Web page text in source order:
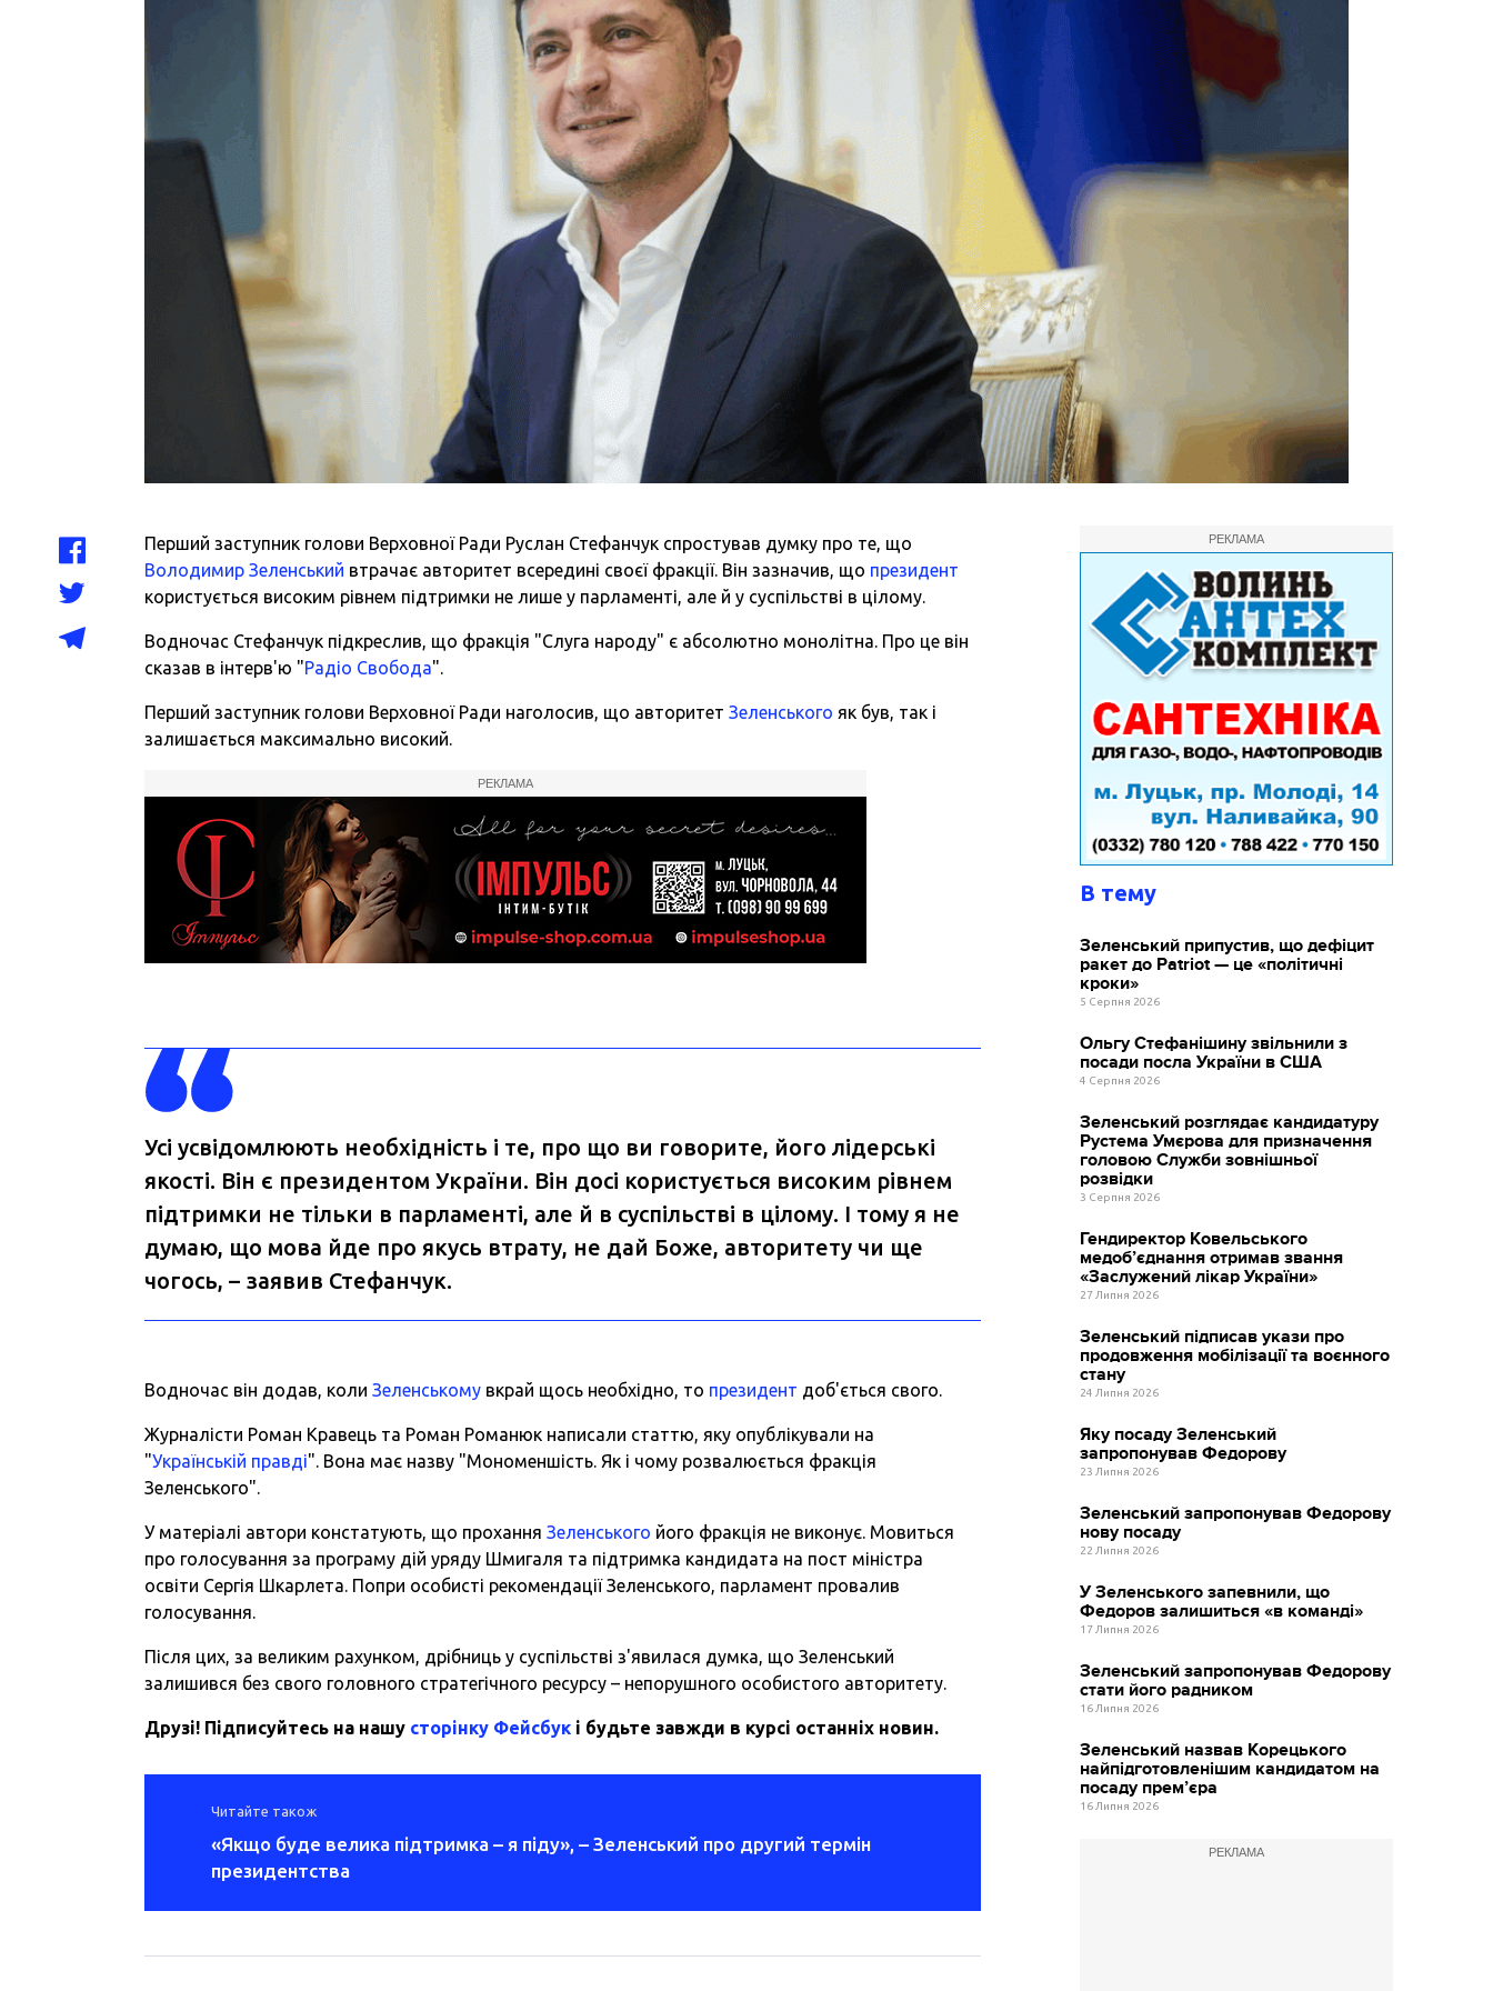
Перший заступник голови Верховної Ради Руслан Стефанчук спростував думку про те, що
Володимир Зеленський втрачає авторитет всередині своєї фракції. Він зазначив, що президент
користується високим рівнем підтримки не лише у парламенті, але й у суспільстві в цілому.
Водночас Стефанчук підкреслив, що фракція "Слуга народу" є абсолютно монолітна. Про це він
сказав в інтерв'ю "Радіо Свобода".
Перший заступник голови Верховної Ради наголосив, що авторитетЗеленського як був, так і
залишається максимально високий.
РЕКЛАМА
Усі усвідомлюють необхідність і те, про що ви говорите, його лідерські
якості. Він є президентом України. Він досі користується високим рівнем
підтримки не тільки в парламенті, але й в суспільстві в цілому. І тому я не
думаю, що мова йде про якусь втрату, не дай Боже, авторитету чи ще
чогось, – заявив Стефанчук.
Водночас він додав, колиЗеленському вкрай щось необхідно, то президент доб'ється свого.
Журналісти Роман Кравець та Роман Романюк написали статтю, яку опублікували на
"Українській правді". Вона має назву "Мономеншість. Як і чому розвалюється фракція
Зеленського".
У матеріалі автори констатують, що проханняЗеленського його фракція не виконує. Мовиться
про голосування за програму дій уряду Шмигаля та підтримка кандидата на пост міністра
освіти Сергія Шкарлета. Попри особисті рекомендації Зеленського, парламент провалив
голосування.
Після цих, за великим рахунком, дрібниць у суспільстві з'явилася думка, що Зеленський
залишився без свого головного стратегічного ресурсу – непорушного особистого авторитету.
Друзі! Підписуйтесь на нашу сторінку Фейсбук і будьте завжди в курсі останніх новин.
Читайте також
«Якщо буде велика підтримка – я піду», – Зеленський про другий термін
президентства
РЕКЛАМА
В тему
Зеленський припустив, що дефіцит
ракет до Patriot — це «політичні
кроки»
5 Серпня 2026
Ольгу Стефанішину звільнили з
посади посла України в США
4 Серпня 2026
Зеленський розглядає кандидатуру
Рустема Умєрова для призначення
головою Служби зовнішньої
розвідки
3 Серпня 2026
Гендиректор Ковельського
медоб’єднання отримав звання
«Заслужений лікар України»
27 Липня 2026
Зеленський підписав укази про
продовження мобілізації та воєнного
стану
24 Липня 2026
Яку посаду Зеленський
запропонував Федорову
23 Липня 2026
Зеленський запропонував Федорову
нову посаду
22 Липня 2026
У Зеленського запевнили, що
Федоров залишиться «в команді»
17 Липня 2026
Зеленський запропонував Федорову
стати його радником
16 Липня 2026
Зеленський назвав Корецького
найпідготовленішим кандидатом на
посаду прем’єра
16 Липня 2026
РЕКЛАМА